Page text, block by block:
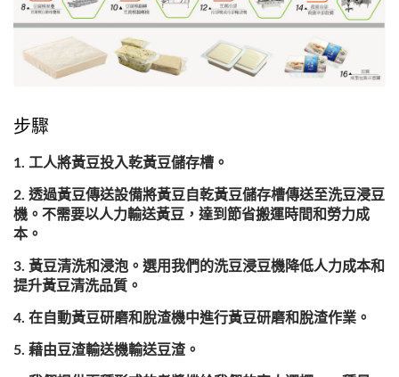
步驟
工人將黃豆投入乾黃豆儲存槽。
透過黃豆傳送設備將黃豆自乾黃豆儲存槽傳送至洗豆浸豆
機。不需要以人力輸送黃豆，達到節省搬運時間和勞力成
本。
黃豆清洗和浸泡。選用我們的洗豆浸豆機降低人力成本和
提升黃豆清洗品質。
在自動黃豆研磨和脫渣機中進行黃豆研磨和脫渣作業。
藉由豆渣輸送機輸送豆渣。